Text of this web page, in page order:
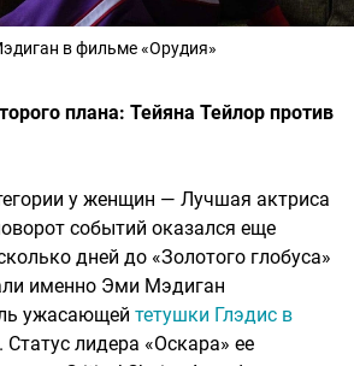
в фильме «Орудия»
плана: Тейяна Тейлор против
у женщин — Лучшая актриса
событий оказался еще
дней до «Золотого глобуса»
именно Эми Мэдиган
ужасающей тетушки Глэдис в
. Статус лидера «Оскара» ее